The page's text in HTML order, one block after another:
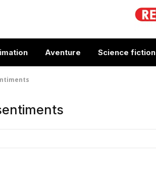
Aventure Science fiction